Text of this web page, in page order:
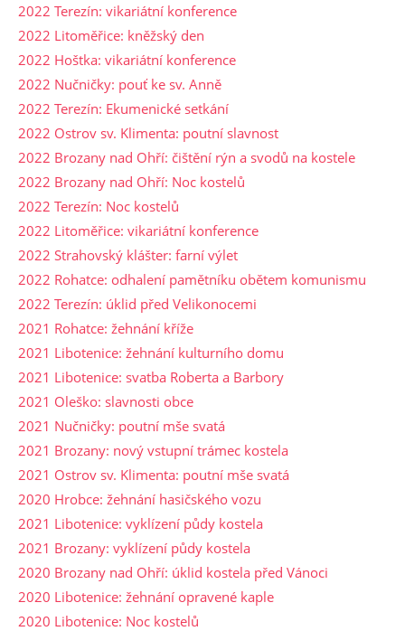
2022 Terezín: vikariátní konference
2022 Litoměřice: kněžský den
2022 Hoštka: vikariátní konference
2022 Nučničky: pouť ke sv. Anně
2022 Terezín: Ekumenické setkání
2022 Ostrov sv. Klimenta: poutní slavnost
2022 Brozany nad Ohří: čištění rýn a svodů na kostele
2022 Brozany nad Ohří: Noc kostelů
2022 Terezín: Noc kostelů
2022 Litoměřice: vikariátní konference
2022 Strahovský klášter: farní výlet
2022 Rohatce: odhalení pamětníku obětem komunismu
2022 Terezín: úklid před Velikonocemi
2021 Rohatce: žehnání kříže
2021 Libotenice: žehnání kulturního domu
2021 Libotenice: svatba Roberta a Barbory
2021 Oleško: slavnosti obce
2021 Nučničky: poutní mše svatá
2021 Brozany: nový vstupní trámec kostela
2021 Ostrov sv. Klimenta: poutní mše svatá
2020 Hrobce: žehnání hasičského vozu
2021 Libotenice: vyklízení půdy kostela
2021 Brozany: vyklízení půdy kostela
2020 Brozany nad Ohří: úklid kostela před Vánoci
2020 Libotenice: žehnání opravené kaple
2020 Libotenice: Noc kostelů